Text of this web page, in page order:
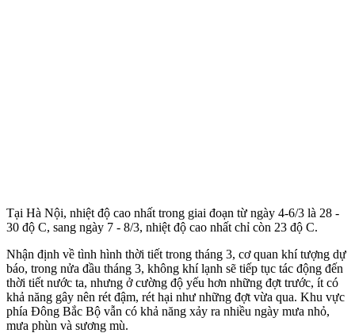
Tại Hà Nội, nhiệt độ cao nhất trong giai đoạn từ ngày 4-6/3 là 28 -
30 độ C, sang ngày 7 - 8/3, nhiệt độ cao nhất chỉ còn 23 độ C.
Nhận định về tình hình thời tiết trong tháng 3, cơ quan khí tượng dự
báo, trong nửa đầu tháng 3, không khí lạnh sẽ tiếp tục tác động đến
thời tiết nước ta, nhưng ở cường độ yếu hơn những đợt trước, ít có
khả năng gây nên rét đậm, rét hại như những đợt vừa qua. Khu vực
phía Đông Bắc Bộ vẫn có khả năng xảy ra nhiều ngày mưa nhỏ,
mưa phùn và sương mù.